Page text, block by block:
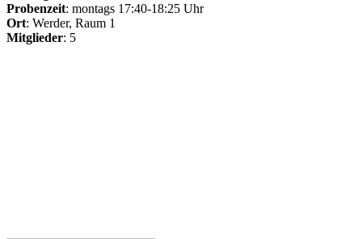
Probenzeit: montags 17:40-18:25 Uhr
Ort: Werder, Raum 1
Mitglieder: 5